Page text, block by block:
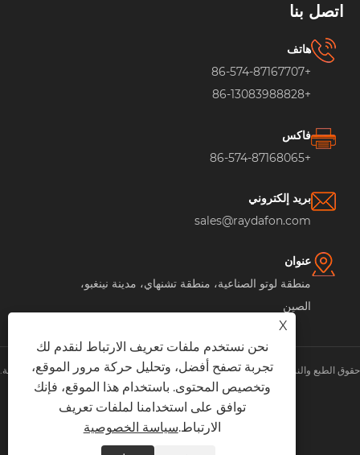
اتصل بنا
هاتف
+86-574-87167707
+86-13083988828
فاكس
+86-574-87168065
بريد إلكتروني
sales@raydafon.com
عنوان
منطقة لوتو الصناعية، منطقة تشنهاي، مدينة نينغبو،
الصين
حقوق الطبع والنشر © شركة مجموعة رايدافون للتكنولوجيا المحدودة جميع الحقوق محفوظة.
Links | Sitemap | RSS | XML
| سياسة الخصوصية |
X
نحن نستخدم ملفات تعريف الارتباط لنقدم لك
تجربة تصفح أفضل، وتحليل حركة مرور الموقع،
وتخصيص المحتوى. باستخدام هذا الموقع، فإنك
توافق على استخدامنا لملفات تعريف
الارتباط.سياسة الخصوصية